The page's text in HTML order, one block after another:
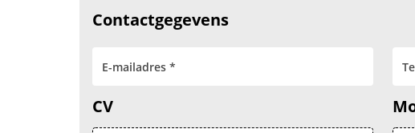
Contactgegevens
CV